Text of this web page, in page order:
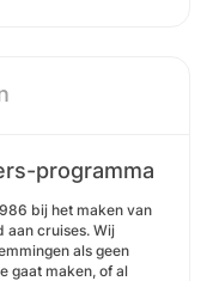
programma
bij het maken van
aan cruises. Wij
als geen
gaat maken, of al